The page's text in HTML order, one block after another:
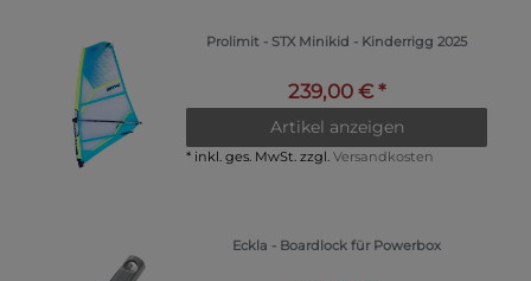
Prolimit - STX Minikid - Kinderrigg 2025
239,00 € *
Artikel anzeigen
* inkl. ges. MwSt. zzgl.Versandkosten
Eckla - Boardlock für Powerbox